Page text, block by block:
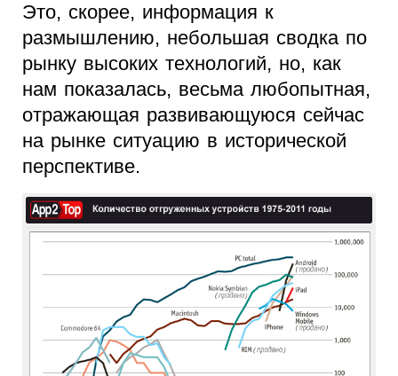
Это, скорее, информация к
размышлению, небольшая сводка по
рынку высоких технологий, но, как
нам показалась, весьма любопытная,
отражающая развивающуюся сейчас
на рынке ситуацию в исторической
перспективе.